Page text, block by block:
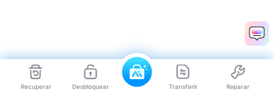
Recuperar Desbloquear Transferir Reparar